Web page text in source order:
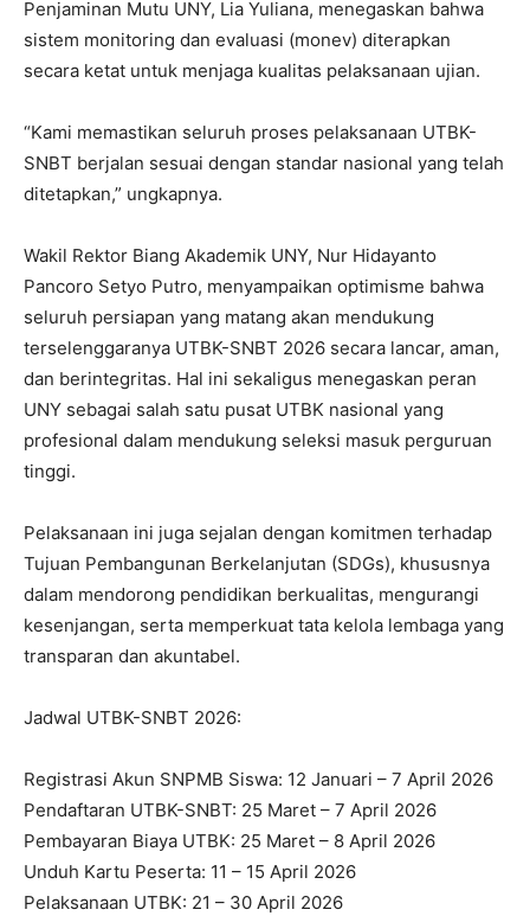
Penjaminan Mutu UNY, Lia Yuliana, menegaskan bahwa
sistem monitoring dan evaluasi (monev) diterapkan
secara ketat untuk menjaga kualitas pelaksanaan ujian.
“Kami memastikan seluruh proses pelaksanaan UTBK-
SNBT berjalan sesuai dengan standar nasional yang telah
ditetapkan,” ungkapnya.
Wakil Rektor Biang Akademik UNY, Nur Hidayanto
Pancoro Setyo Putro, menyampaikan optimisme bahwa
seluruh persiapan yang matang akan mendukung
terselenggaranya UTBK-SNBT 2026 secara lancar, aman,
dan berintegritas. Hal ini sekaligus menegaskan peran
UNY sebagai salah satu pusat UTBK nasional yang
profesional dalam mendukung seleksi masuk perguruan
tinggi.
Pelaksanaan ini juga sejalan dengan komitmen terhadap
Tujuan Pembangunan Berkelanjutan (SDGs), khususnya
dalam mendorong pendidikan berkualitas, mengurangi
kesenjangan, serta memperkuat tata kelola lembaga yang
transparan dan akuntabel.
Jadwal UTBK-SNBT 2026:
Registrasi Akun SNPMB Siswa: 12 Januari – 7 April 2026
Pendaftaran UTBK-SNBT: 25 Maret – 7 April 2026
Pembayaran Biaya UTBK: 25 Maret – 8 April 2026
Unduh Kartu Peserta: 11 – 15 April 2026
Pelaksanaan UTBK: 21 – 30 April 2026